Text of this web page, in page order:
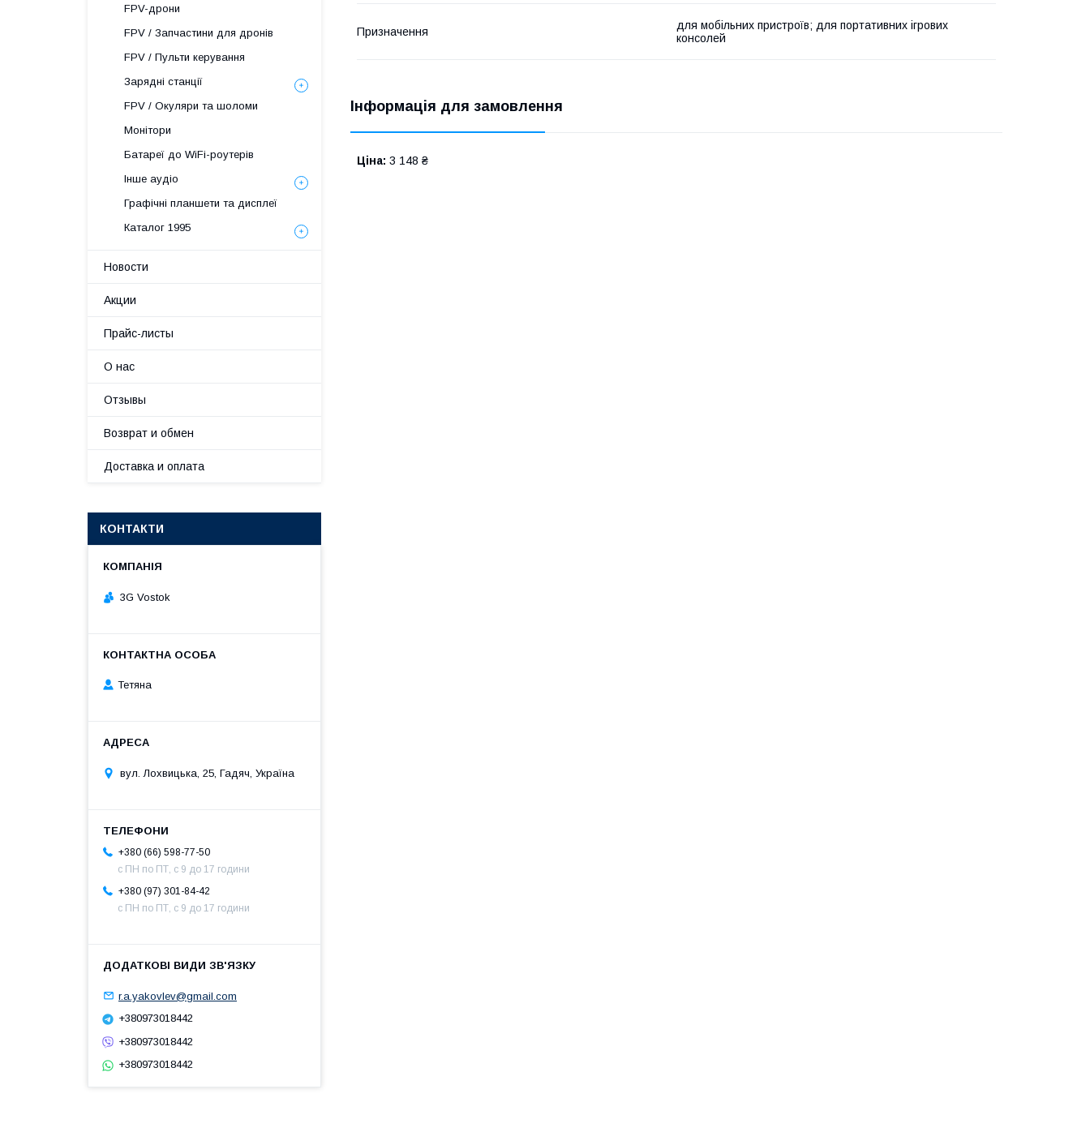
Призначення
для мобільних пристроїв; для портативних ігрових
консолей
Інформація для замовлення
Ціна: 3 148 ₴
FPV-дрони
FPV / Запчастини для дронів
FPV / Пульти керування
Зарядні станції
FPV / Окуляри та шоломи
Монітори
Батареї до WiFi-роутерів
Інше аудіо
Графічні планшети та дисплеї
Каталог 1995
Новости
Акции
Прайс-листы
О нас
Отзывы
Возврат и обмен
Доставка и оплата
КОНТАКТИ
3G Vostok
Тетяна
вул. Лохвицька, 25, Гадяч, Україна
+380 (66) 598-77-50
с ПН по ПТ, с 9 до 17 години
+380 (97) 301-84-42
с ПН по ПТ, с 9 до 17 години
r.a.yakovlev@gmail.com
+380973018442
+380973018442
+380973018442